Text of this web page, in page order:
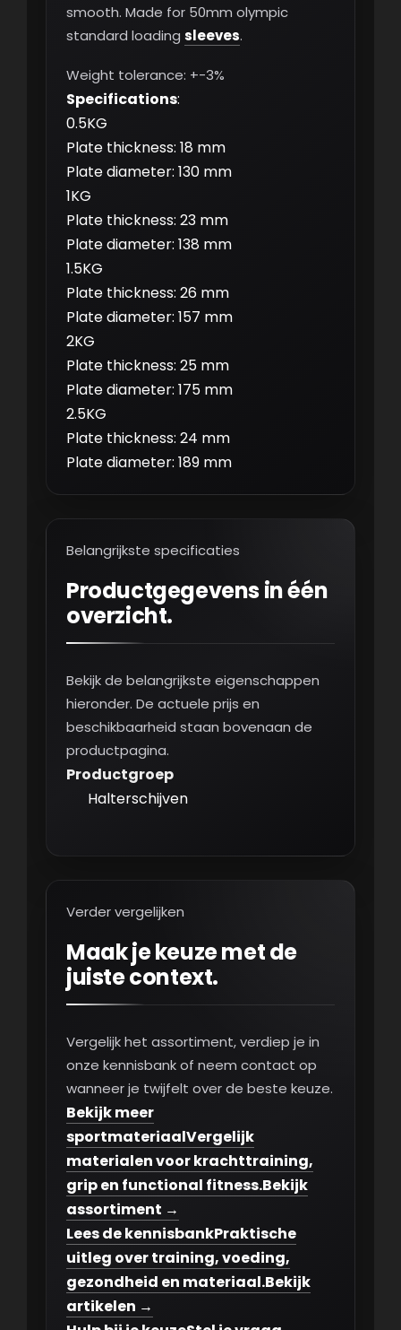
smooth. Made for 50mm olympic
standard loading sleeves.
Weight tolerance: +-3%
Specifications:
0.5KG
Plate thickness: 18 mm
Plate diameter: 130 mm
1KG
Plate thickness: 23 mm
Plate diameter: 138 mm
1.5KG
Plate thickness: 26 mm
Plate diameter: 157 mm
2KG
Plate thickness: 25 mm
Plate diameter: 175 mm
2.5KG
Plate thickness: 24 mm
Plate diameter: 189 mm
Belangrijkste specificaties
Productgegevens in één
overzicht.
Bekijk de belangrijkste eigenschappen
hieronder. De actuele prijs en
beschikbaarheid staan bovenaan de
productpagina.
Productgroep
Halterschijven
Verder vergelijken
Maak je keuze met de
juiste context.
Vergelijk het assortiment, verdiep je in
onze kennisbank of neem contact op
wanneer je twijfelt over de beste keuze.
Bekijk meer
sportmateriaalVergelijk
materialen voor krachttraining,
grip en functional fitness.Bekijk
assortiment →
Lees de kennisbankPraktische
uitleg over training, voeding,
gezondheid en materiaal.Bekijk
artikelen →